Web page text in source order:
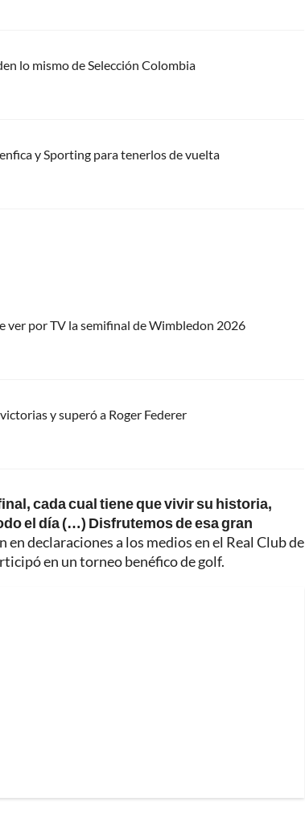
lo mismo de Selección Colombia
y Sporting para tenerlos de vuelta
ver por TV la semifinal de Wimbledon 2026
y superó a Roger Federer
cada cual tiene que vivir su historia,
el día (…) Disfrutemos de esa gran
declaraciones a los medios en el Real Club de
en un torneo benéfico de golf.